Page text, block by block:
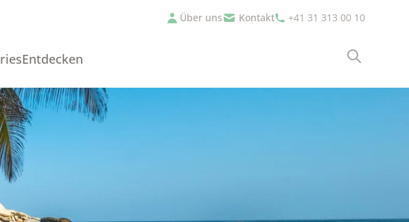
Über uns Kontakt +41 31 313 00 10
Entdecken Suche